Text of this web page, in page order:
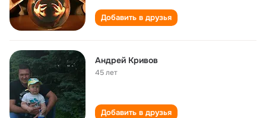
Добавить в друзья
Андрей Кривов
45 лет
Добавить в друзья